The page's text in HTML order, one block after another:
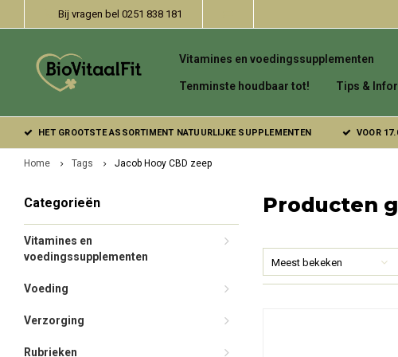
Bij vragen bel 0251 838 181
Vitamines en voedingssupplementen
Tenminste houdbaar tot! Tips &
HET GROOTSTE ASSORTIMENT NATUURLIJKE SUPPLEMENTEN VOOR
Home Tags Jacob Hooy CBD zeep
Categorieën
Vitamines en
voedingssupplementen
Voeding
Verzorging
Rubrieken
Producten
Meest bekeken